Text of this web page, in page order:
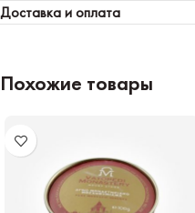
Доставка и оплата
Похожие товары